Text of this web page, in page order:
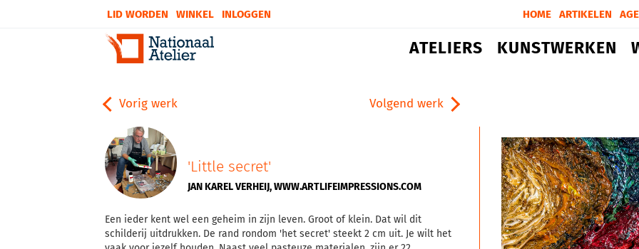
LID WORDEN WINKEL INLOGGEN HOME ARTIKELEN
ATELIERS KUNSTWERKEN
Volgend werk
Vorig werk
'Little secret'
JAN KAREL VERHEIJ, WWW.ARTLIFEIMPRESSIONS.COM
Een ieder kent wel een geheim in zijn leven. Groot of klein. Dat wil dit
schilderij uitdrukken. De rand rondom 'het secret' steekt 2 cm uit. Je wilt het